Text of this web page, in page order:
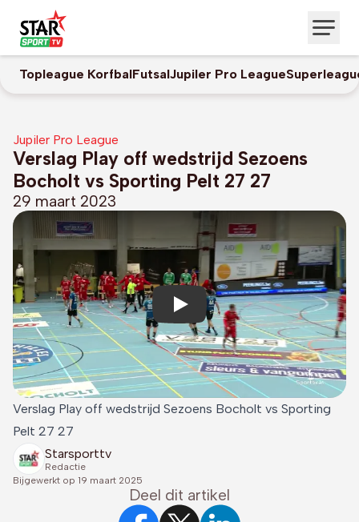
Topleague KorfbalFutsalJupiler Pro League
Jupiler Pro League
Verslag Play off wedstrijd Sezoens
Bocholt vs Sporting Pelt 27 27
29 maart 2023
Play
Verslag Play off wedstrijd Sezoens Bocholt vs Sporting
Pelt 27 27
Starsporttv
Redactie
Bijgewerkt op 19 maart 2025
Deel dit artikel